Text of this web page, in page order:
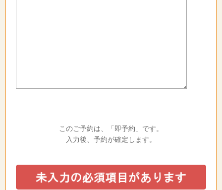
このご予約は、「即予約」です。
入力後、予約が確定します。